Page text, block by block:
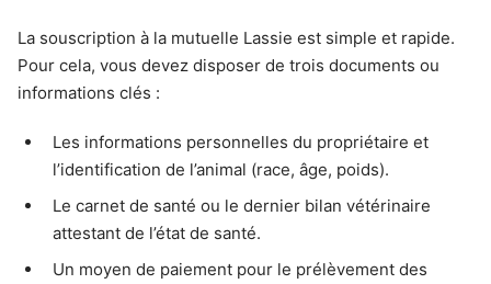
La souscription à la mutuelle Lassie est simple et rapide.
Pour cela, vous devez disposer de trois documents ou
informations clés :
Les informations personnelles du propriétaire et
l’identification de l’animal (race, âge, poids).
Le carnet de santé ou le dernier bilan vétérinaire
attestant de l’état de santé.
Un moyen de paiement pour le prélèvement des